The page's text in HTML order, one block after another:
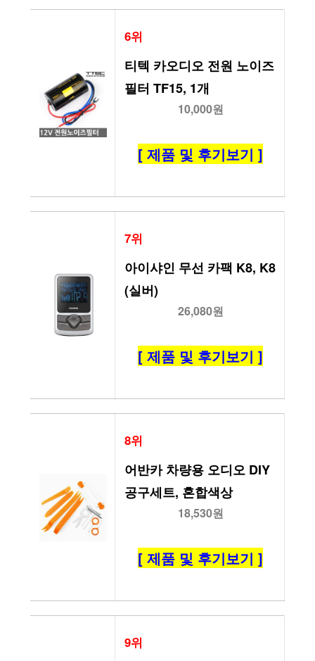
6위
티텍 카오디오 전원 노이즈
필터 TF15, 1개
10,000원
[ 제품 및 후기보기 ]
7위
아이샤인 무선 카팩 K8, K8
(실버)
26,080원
[ 제품 및 후기보기 ]
8위
어반카 차량용 오디오 DIY
공구세트, 혼합색상
18,530원
[ 제품 및 후기보기 ]
9위